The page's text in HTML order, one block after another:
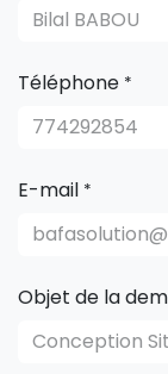
Téléphone *
E-mail *
Objet de la